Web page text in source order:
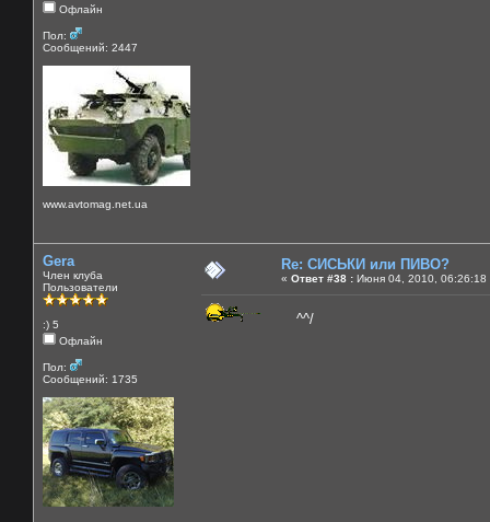
Офлайн
Пол:
Сообщений: 2447
www.avtomag.net.ua
Gera
Член клуба
Пользователи
:) 5
Офлайн
Пол:
Сообщений: 1735
Re: СИСЬКИ или ПИВО?
« Ответ #38 : Июня 04, 2010, 06:26:18
^^/